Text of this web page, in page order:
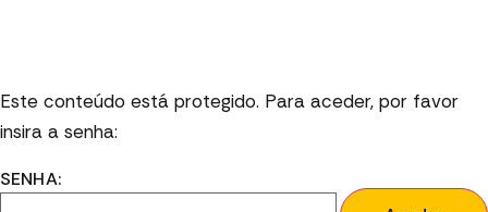
Este conteúdo está protegido. Para aceder, por favor
insira a senha:
SENHA: